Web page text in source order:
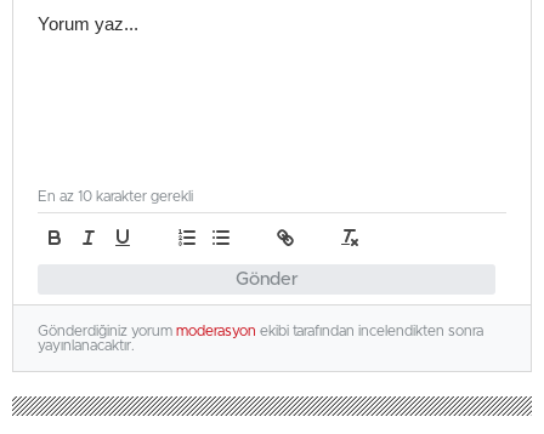
Gönder
En az 10 karakter gerekli
Gönderdiğiniz yorum moderasyon ekibi tarafından incelendikten sonra
yayınlanacaktır.